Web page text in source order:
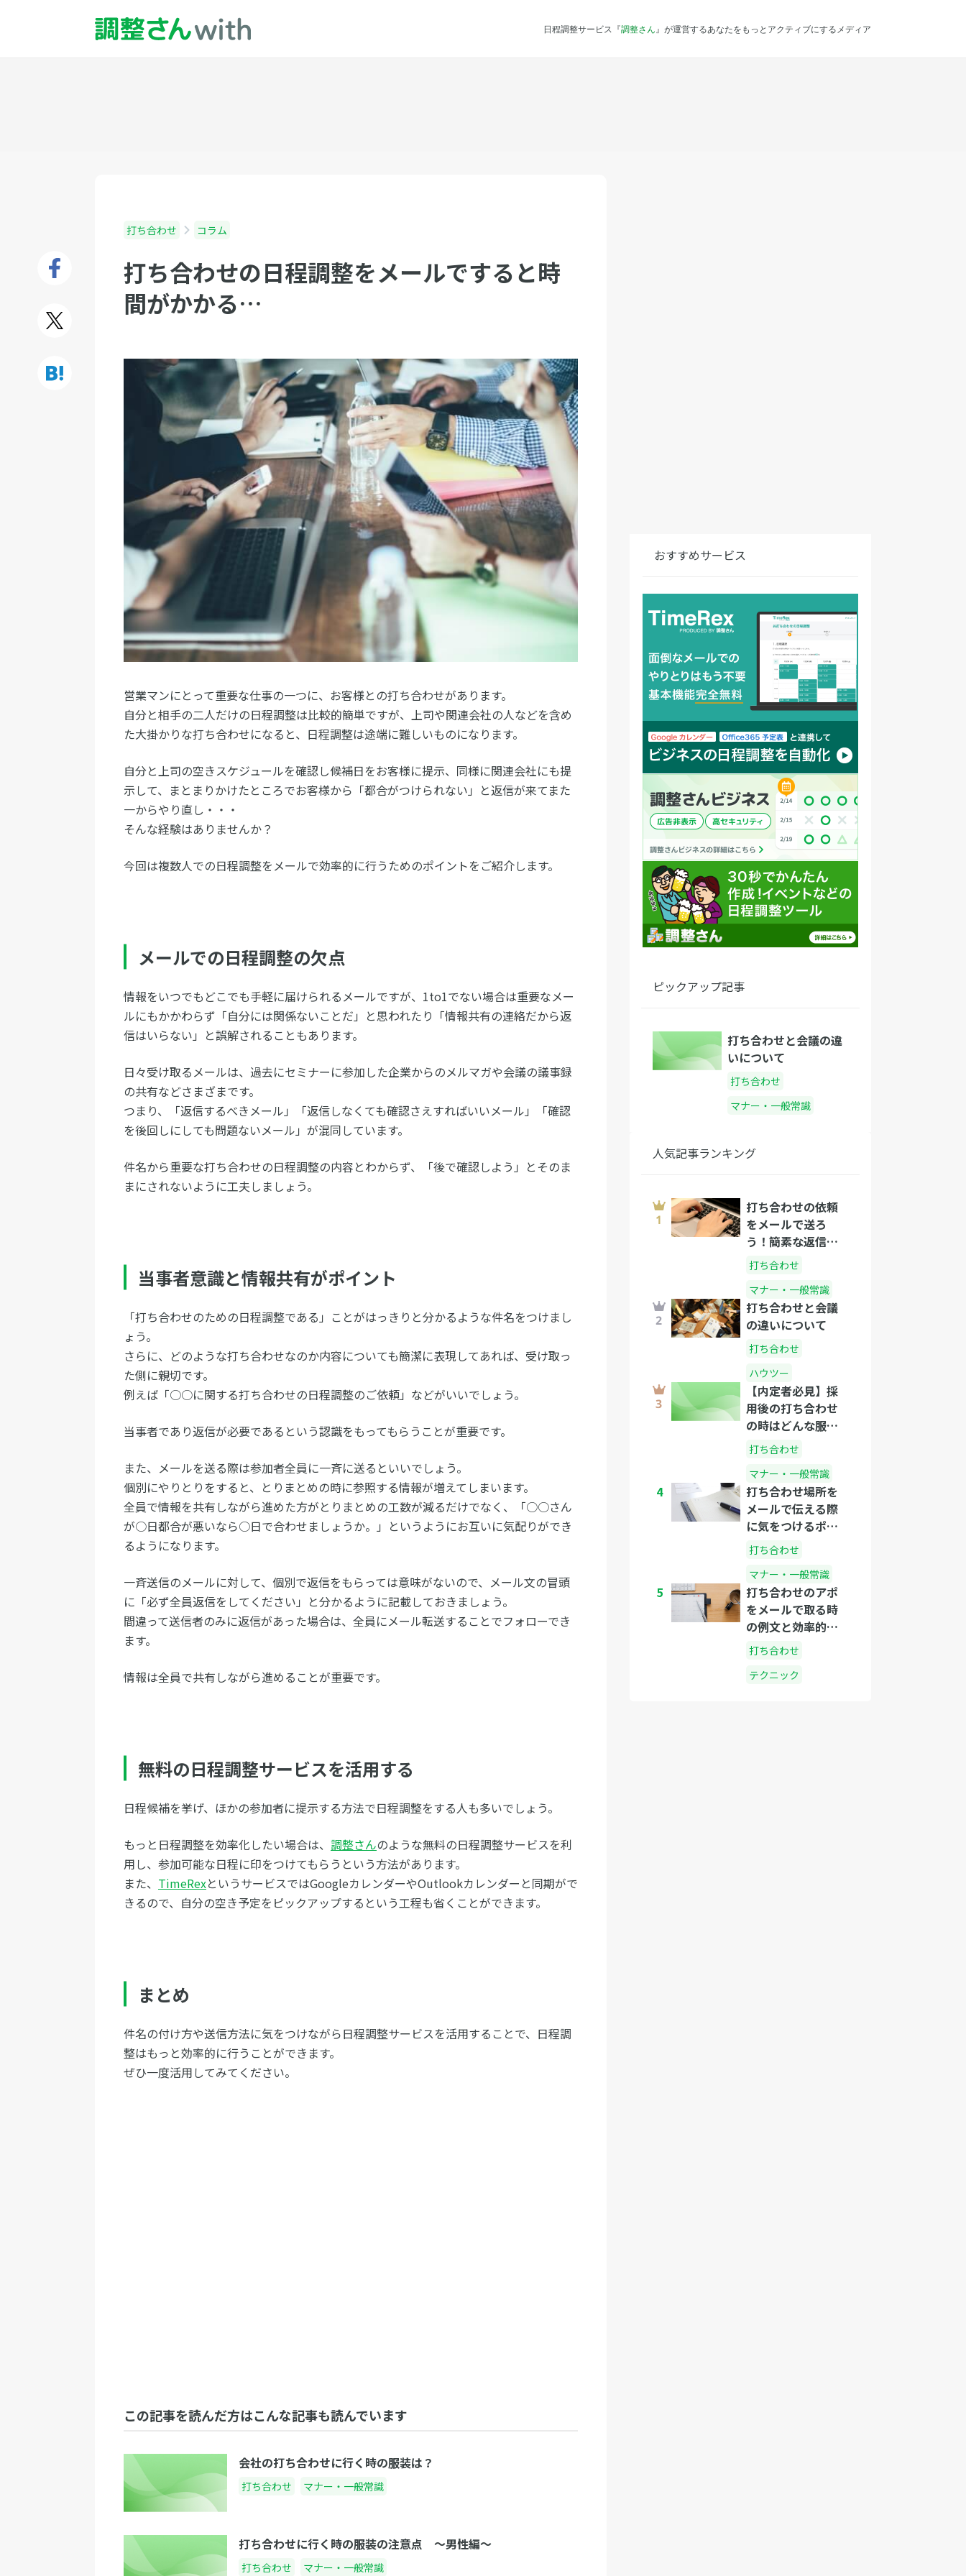
日程調整サービス『調整さん 』が運営するあなたをもっとアクティブにするメディア
打ち合わせ コラム
打ち合わせの日程調整をメールですると時
間がかかる…
営業マンにとって重要な仕事の一つに、お客様との打ち合わせがあります。
自分と相手の二人だけの日程調整は比較的簡単ですが、上司や関連会社の人などを含め
た大掛かりな打ち合わせになると、日程調整は途端に難しいものになります。
自分と上司の空きスケジュールを確認し候補日をお客様に提示、同様に関連会社にも提
示して、まとまりかけたところでお客様から「都合がつけられない」と返信が来てまた
一からやり直し・・・
そんな経験はありませんか？
今回は複数人での日程調整をメールで効率的に行うためのポイントをご紹介します。
メールでの日程調整の欠点
情報をいつでもどこでも手軽に届けられるメールですが、1to1でない場合は重要なメー
ルにもかかわらず「自分には関係ないことだ」と思われたり「情報共有の連絡だから返
信はいらない」と誤解されることもあります。
日々受け取るメールは、過去にセミナーに参加した企業からのメルマガや会議の議事録
の共有などさまざまです。
つまり、「返信するべきメール」「返信しなくても確認さえすればいいメール」「確認
を後回しにしても問題ないメール」が混同しています。
件名から重要な打ち合わせの日程調整の内容とわからず、「後で確認しよう」とそのま
まにされないように工夫しましょう。
当事者意識と情報共有がポイント
「打ち合わせのための日程調整である」ことがはっきりと分かるような件名をつけまし
ょう。
さらに、どのような打ち合わせなのか内容についても簡潔に表現してあれば、受け取っ
た側に親切です。
例えば「○○に関する打ち合わせの日程調整のご依頼」などがいいでしょう。
当事者であり返信が必要であるという認識をもってもらうことが重要です。
また、メールを送る際は参加者全員に一斉に送るといいでしょう。
個別にやりとりをすると、とりまとめの時に参照する情報が増えてしまいます。
全員で情報を共有しながら進めた方がとりまとめの工数が減るだけでなく、「○○さん
が○日都合が悪いなら○日で合わせましょうか。」というようにお互いに気配りができ
るようになります。
一斉送信のメールに対して、個別で返信をもらっては意味がないので、メール文の冒頭
に「必ず全員返信をしてください」と分かるように記載しておきましょう。
間違って送信者のみに返信があった場合は、全員にメール転送することでフォローでき
ます。
情報は全員で共有しながら進めることが重要です。
無料の日程調整サービスを活用する
日程候補を挙げ、ほかの参加者に提示する方法で日程調整をする人も多いでしょう。
もっと日程調整を効率化したい場合は、 調整さんのような無料の日程調整サービスを利
用し、参加可能な日程に印をつけてもらうという方法があります。
また、 TimeRexというサービスではGoogleカレンダーやOutlookカレンダーと同期がで
きるので、自分の空き予定をピックアップするという工程も省くことができます。
まとめ
件名の付け方や送信方法に気をつけながら日程調整サービスを活用することで、日程調
整はもっと効率的に行うことができます。
ぜひ一度活用してみてください。
この記事を読んだ方はこんな記事も読んでいます
会社の打ち合わせに行く時の服装は？
打ち合わせ マナー・一般常識
打ち合わせに行く時の服装の注意点 〜男性編〜
打ち合わせ マナー・一般常識
おすすめサービス
ピックアップ記事
打ち合わせと会議の違
いについて
打ち合わせ
マナー・一般常識
人気記事ランキング
打ち合わせの依頼
をメールで送ろ
う！簡素な返信を
獲得するメールの
書き方
打ち合わせ
マナー・一般常識
打ち合わせと会議
の違いについて
打ち合わせ
ハウツー
【内定者必見】採
用後の打ち合わせ
の時はどんな服装
で行けばいい？
打ち合わせ
マナー・一般常識
4
打ち合わせ場所を
メールで伝える際
に気をつけるポイ
ント
打ち合わせ
マナー・一般常識
5
打ち合わせのアポ
をメールで取る時
の例文と効率的な
方法
打ち合わせ
テクニック